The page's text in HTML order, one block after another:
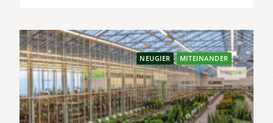
NEUGIER MITEINANDER